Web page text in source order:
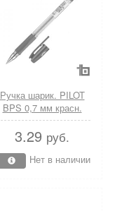
Ручка шарик. PILOT
BPS 0,7 мм красн.
резин.грип
3.29 руб.
Нет в наличии